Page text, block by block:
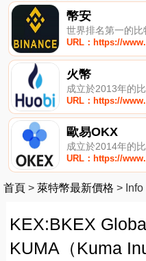
幣安
世界排名第一的
URL：https://
火幣
成立於2013年的
URL：https://
歐易OKX
成立於2014年的
URL：https://
首頁 > 萊特幣最新價格 > Info
KEX:BKEX
KUMA（Kuma